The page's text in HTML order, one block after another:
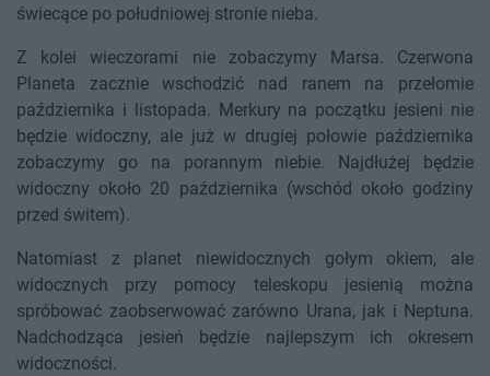
świecące po południowej stronie nieba.
Z kolei wieczorami nie zobaczymy Marsa. Czerwona
Planeta zacznie wschodzić nad ranem na przełomie
października i listopada. Merkury na początku jesieni nie
będzie widoczny, ale już w drugiej połowie października
zobaczymy go na porannym niebie. Najdłużej będzie
widoczny około 20 października (wschód około godziny
przed świtem).
Natomiast z planet niewidocznych gołym okiem, ale
widocznych przy pomocy teleskopu jesienią można
spróbować zaobserwować zarówno Urana, jak i Neptuna.
Nadchodząca jesień będzie najlepszym ich okresem
widoczności.